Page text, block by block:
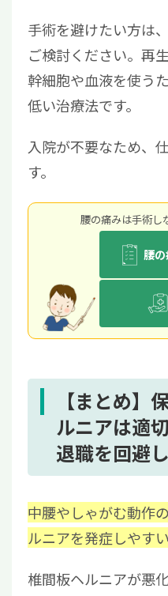
手術を避けたい方は、
ご検討ください。再
幹細胞や血液を使う
低い治療法です。
入院が不要なため、
す。
腰の痛みは手術し
腰
【まとめ】
ルニアは適
退職を回避
中腰やしゃがむ動作
ルニアを発症しやす
椎間板ヘルニアが悪